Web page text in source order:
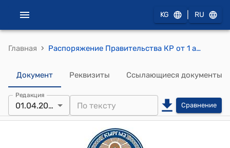
KG RU
Главная › Распоряжение Правительства КР от 1 апреля а 2015 года № 140-р (О передаче в государственную собственность автомашины марки «Киа Соренто»)
Документ Реквизиты Ссылающиеся документы
Редакция
01.04.2015 Сравнение